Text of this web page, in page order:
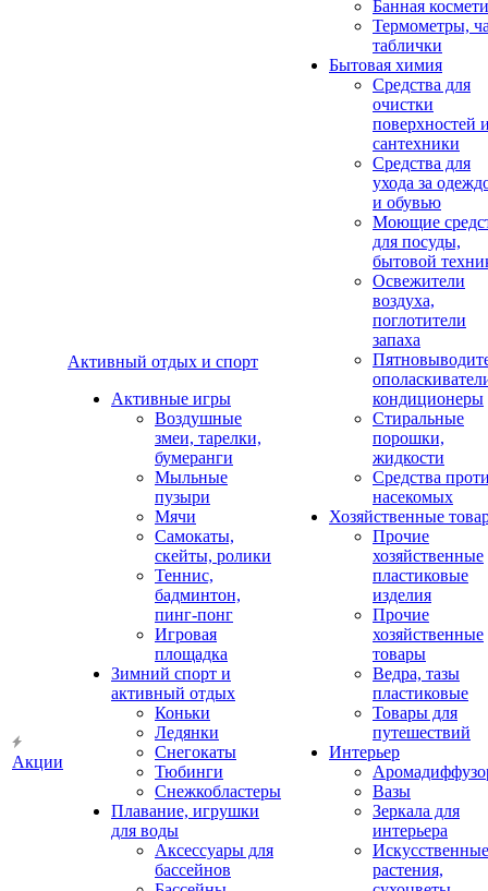
Акции
Активный отдых и спорт
Активные игры
Воздушные
змеи, тарелки,
бумеранги
Мыльные
пузыри
Мячи
Самокаты,
скейты, ролики
Теннис,
бадминтон,
пинг-понг
Игровая
площадка
Зимний спорт и
активный отдых
Коньки
Ледянки
Снегокаты
Тюбинги
Снежкобластеры
Плавание, игрушки
для воды
Аксессуары для
бассейнов
Банная
Термометры,
таблички
Бытовая химия
Средства для
очистки
поверхностей
сантехники
Средства для
ухода за
и обувью
Моющие
для посуды,
бытовой
Освежители
воздуха,
поглотители
запаха
кондиционеры
Стиральные
порошки,
жидкости
Средства
насекомых
Хозяйственные
Прочие
хозяйственные
пластиковые
изделия
Прочие
хозяйственные
товары
Ведра, тазы
пластиковые
Товары для
путешествий
Интерьер
Вазы
Зеркала для
интерьера
Искусственные
растения,